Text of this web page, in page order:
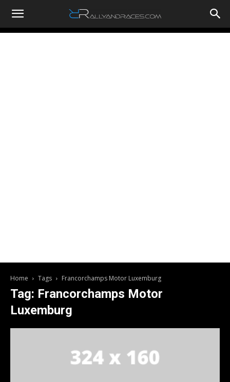
RallyandRaces.com
Home Tags Francorchamps Motor Luxemburg
Tag: Francorchamps Motor
Luxemburg